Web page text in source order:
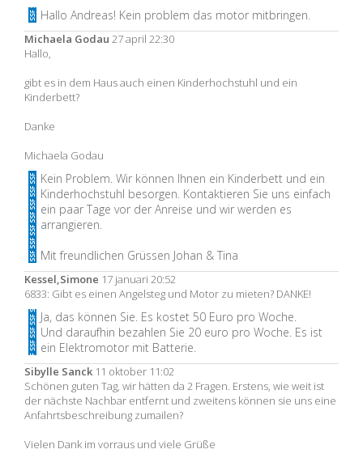
Hallo Andreas! Kein problem das motor mitbringen.
Michaela Godau 27 april 22:30
Hallo,
gibt es in dem Haus auch einen Kinderhochstuhl und ein
Kinderbett?
Danke
Michaela Godau
Kein Problem. Wir können Ihnen ein Kinderbett und ein
Kinderhochstuhl besorgen. Kontaktieren Sie uns einfach
ein paar Tage vor der Anreise und wir werden es
arrangieren.
Mit freundlichen Grüssen Johan & Tina
Kessel,Simone 17 januari 20:52
6833: Gibt es einen Angelsteg und Motor zu mieten? DANKE!
Ja, das können Sie. Es kostet 50 Euro pro Woche.
Und daraufhin bezahlen Sie 20 euro pro Woche. Es ist
ein Elektromotor mit Batterie.
Sibylle Sanck 11 oktober 11:02
Schönen guten Tag, wir hätten da 2 Fragen. Erstens, wie weit ist
der nächste Nachbar entfernt und zweitens können sie uns eine
Anfahrtsbeschreibung zumailen?
Vielen Dank im vorraus und viele Grüße